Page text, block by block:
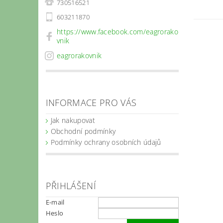
730516521
603211870
https://www.facebook.com/eagrorako
vnik
eagrorakovnik
INFORMACE PRO VÁS
Jak nakupovat
Obchodní podmínky
Podmínky ochrany osobních údajů
PŘIHLÁŠENÍ
E-mail
Heslo